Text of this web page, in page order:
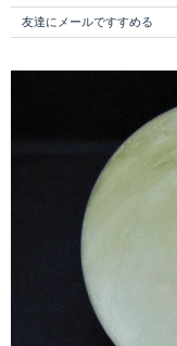
友達にメールですすめる